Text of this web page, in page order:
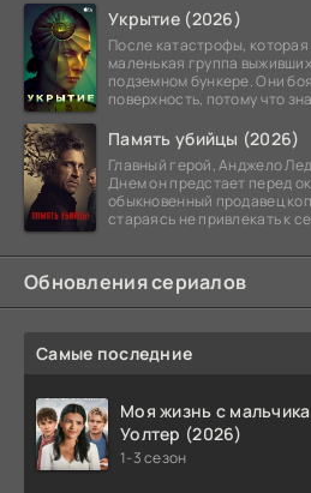
Укрытие (2026)
После катастрофы,
маленькая группа
подземном бункере. Они
поверхность, потому что
Память убийцы (2026)
Главный герой, Анджело
Днем он предстает перед
обыкновенный продавец
стараясь не привлекать к
Обновления сериалов
Самые последние
Моя жизнь с
Уолтер (2026)
1-3 сезон